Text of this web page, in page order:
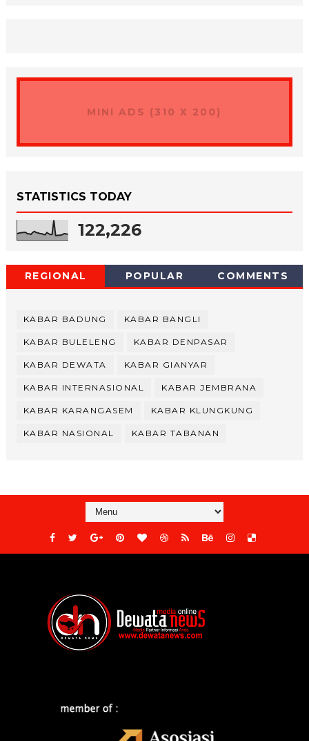
MINI ADS (310 X 200)
STATISTICS TODAY
122,226
REGIONAL POPULAR COMMENTS
KABAR BADUNG KABAR BANGLI
KABAR BULELENG KABAR DENPASAR
KABAR DEWATA KABAR GIANYAR
KABAR INTERNASIONAL KABAR JEMBRANA
KABAR KARANGASEM KABAR KLUNGKUNG
KABAR NASIONAL KABAR TABANAN